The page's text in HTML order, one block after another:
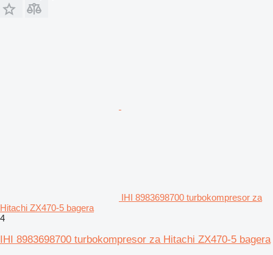
IHI 8983698700 turbokompresor za
Hitachi ZX470-5 bagera
4
IHI 8983698700 turbokompresor za Hitachi ZX470-5 bagera